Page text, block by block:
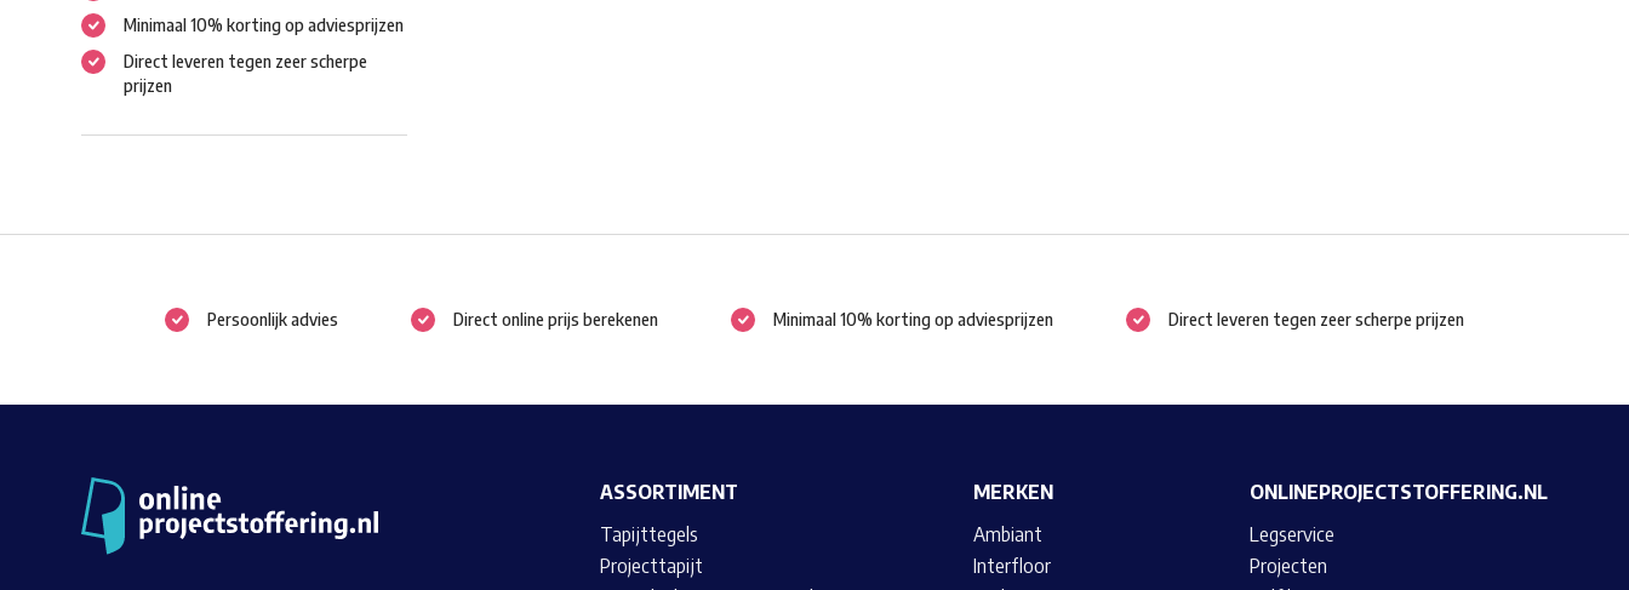
Minimaal 10% korting op adviesprijzen
Direct leveren tegen zeer scherpe
prijzen
Persoonlijk advies Direct online prijs berekenen Minimaal 10% korting op adviesprijzen Direct leveren tegen zeer scherpe prijzen
ASSORTIMENT
Tapijttegels
Projecttapijt
MERKEN
Ambiant
Interfloor
ONLINEPROJECTSTOFFERING.NL
Legservice
Projecten